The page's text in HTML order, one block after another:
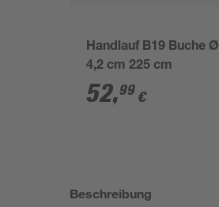
Handlauf B19 Buche Ø
4,2 cm 225 cm
52,99 €
Beschreibung